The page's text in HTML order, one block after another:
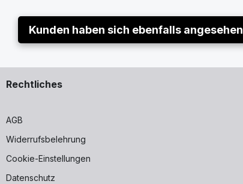
Kunden haben sich ebenfalls angesehen
Rechtliches
AGB
Widerrufsbelehrung
Cookie-Einstellungen
Datenschutz